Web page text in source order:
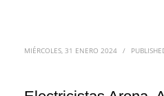
MIÉRCOLES, 31 ENERO 2024 /